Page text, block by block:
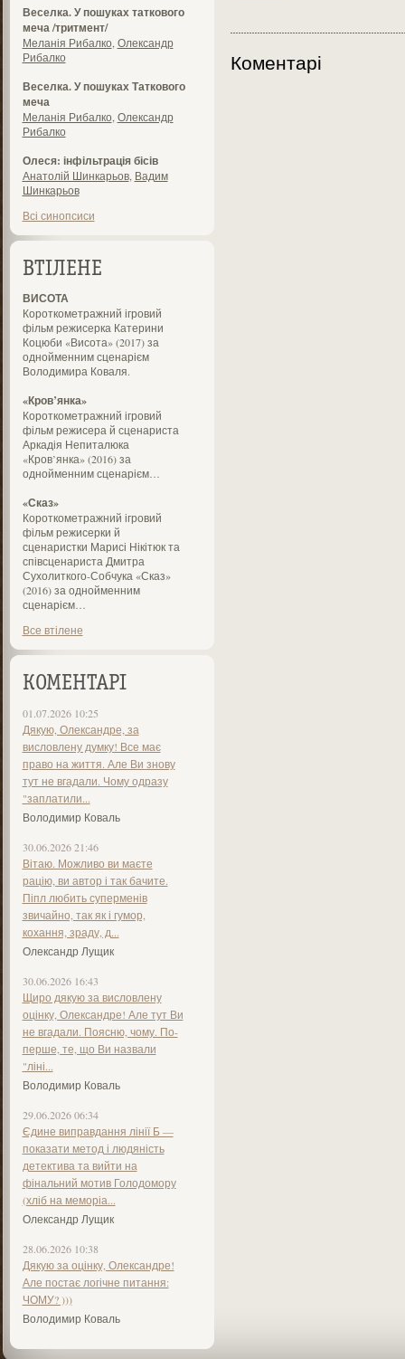
Веселка. У пошуках таткового
меча /тритмент/
Меланія Рибалко Олександр
Рибалко
Веселка. У пошуках Таткового
меча
Меланія Рибалко Олександр
Рибалко
Олеся: інфільтрація бісів
Анатолій Шинкарьов, Вадим
Шинкарьов
Всі синопсиси
ВТІЛЕНЕ
ВИСОТА
Короткометражний ігровий
фільм режисерка Катерини
Коцюби «Висота» (2017) за
однойменним сценарієм
Володимира Коваля.
«Кров’янка»
Короткометражний ігровий
фільм режисера й сценариста
Аркадія Непиталюка
«Кров’янка» (2016) за
однойменним сценарієм…
«Сказ»
Короткометражний ігровий
фільм режисерки й
сценаристки Марисі Нікітюк та
співсценариста Дмитра
Сухолиткого-Собчука «Сказ»
(2016) за однойменним
сценарієм…
Все втілене
КОМЕНТАРІ
01.07.2026 10:25
Дякую, Олександре, за
висловлену думку! Все має
право на життя. Але Ви знову
тут не вгадали. Чому одразу
"заплатили...
Володимир Коваль
30.06.2026 21:46
Вітаю. Можливо ви маєте
рацію, ви автор і так бачите.
Піпл любить суперменів
звичайно, так як і гумор,
кохання, зраду, д...
Олександр Лущик
30.06.2026 16:43
Щиро дякую за висловлену
оцінку, Олександре! Але тут Ви
не вгадали. Поясню, чому. По-
перше, те, що Ви назвали
"ліні...
Володимир Коваль
29.06.2026 06:34
Єдине виправдання лінії Б —
показати метод і людяність
детектива та вийти на
фінальний мотив Голодомору
(хліб на меморіа...
Олександр Лущик
28.06.2026 10:38
Дякую за оцінку, Олександре!
Але постає логічне питання:
ЧОМУ? )))
Володимир Коваль
Коментарі